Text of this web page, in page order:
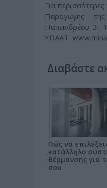
Για
Παραγωγής της
Παπανδρέου 3,
ΥΠΑΑΤ
Διαβάστε
Πώς να
κατάλληλο
θέρμανσης για
σου